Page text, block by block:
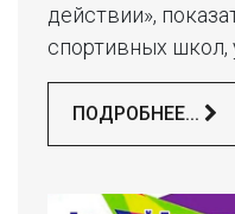
действии»,
спортивных школ,
ПОДРОБНЕЕ...